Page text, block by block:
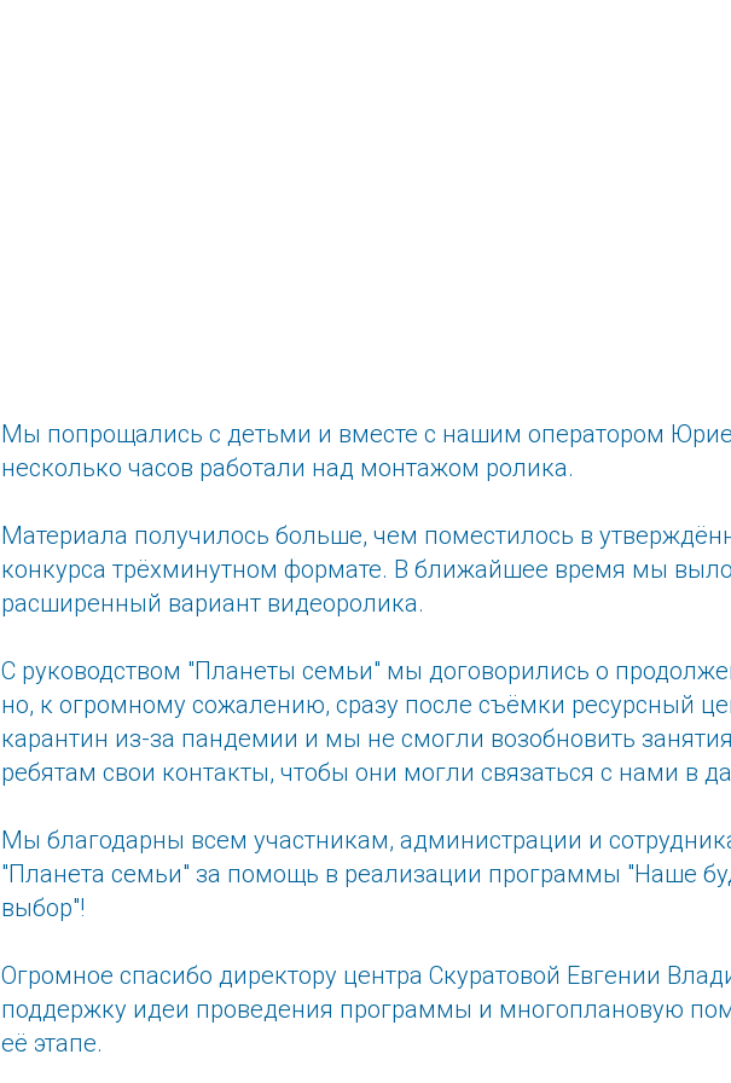
Мы попрощались с детьми и вместе с нашим оператором
несколько часов работали над монтажом ролика.
Материала получилось больше, чем поместилось в
конкурса трёхминутном формате. В ближайшее время мы
расширенный вариант видеоролика.
С руководством "Планеты семьи" мы договорились о
но, к огромному сожалению, сразу после съёмки ресурсный
карантин из-за пандемии и мы не смогли возобновить
ребятам свои контакты, чтобы они могли связаться с нами в
Мы благодарны всем участникам, администрации и
"Планета семьи" за помощь в реализации программы "Наше
выбор"!
Огромное спасибо директору центра Скуратовой Евгении
поддержку идеи проведения программы и многоплановую
её этапе.